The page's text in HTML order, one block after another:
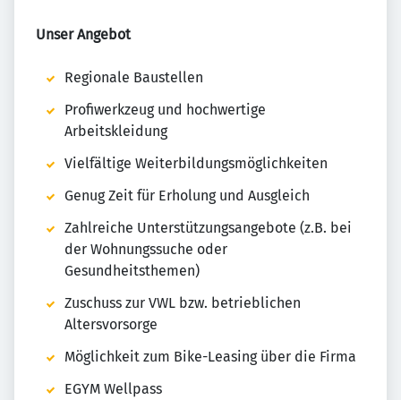
Unser Angebot
Regionale Baustellen
Profiwerkzeug und hochwertige
Arbeitskleidung
Vielfältige Weiterbildungsmöglichkeiten
Genug Zeit für Erholung und Ausgleich
Zahlreiche Unterstützungsangebote (z.B. bei
der Wohnungssuche oder
Gesundheitsthemen)
Zuschuss zur VWL bzw. betrieblichen
Altersvorsorge
Möglichkeit zum Bike-Leasing über die Firma
EGYM Wellpass